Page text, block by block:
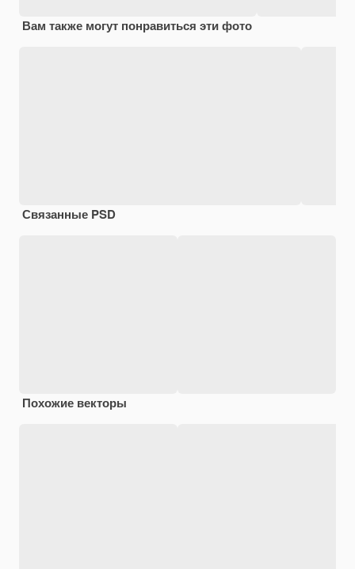
Вам также могут понравиться эти фото
Связанные PSD
Похожие векторы